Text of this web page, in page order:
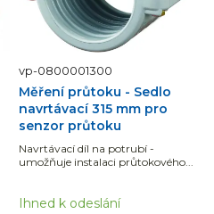
vp-0800001300
Měření průtoku - Sedlo
navrtávací 315 mm pro
senzor průtoku
Navrtávací díl na potrubí -
umožňuje instalaci průtokového...
Ihned k odeslání